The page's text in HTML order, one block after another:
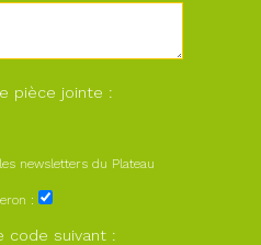
pièce jointe :
newsletters du Plateau
:
code suivant :